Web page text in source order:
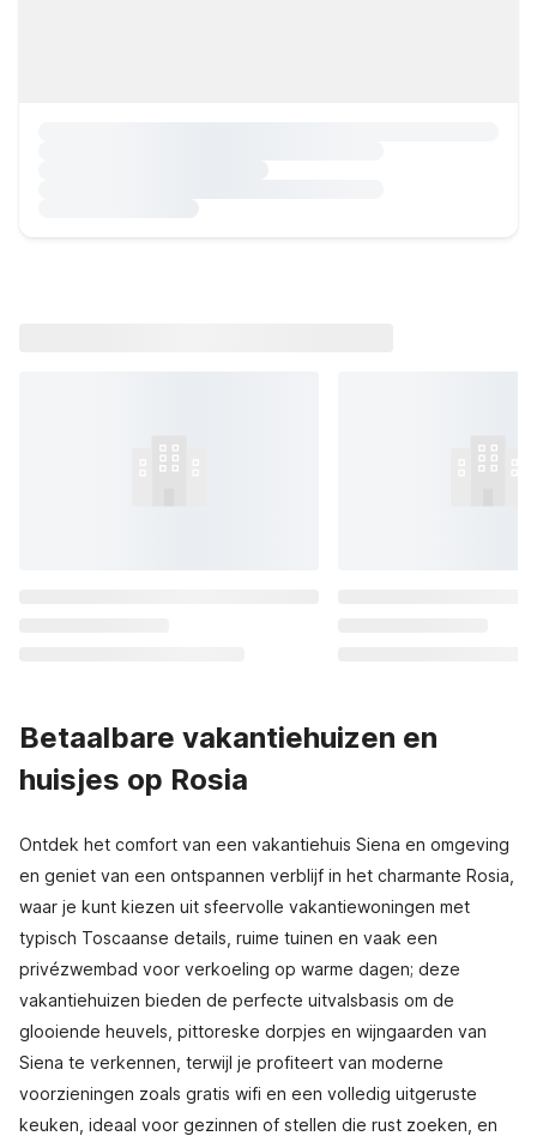
Betaalbare vakantiehuizen en
huisjes op Rosia
Ontdek het comfort van een vakantiehuis Siena en omgeving
en geniet van een ontspannen verblijf in het charmante Rosia,
waar je kunt kiezen uit sfeervolle vakantiewoningen met
typisch Toscaanse details, ruime tuinen en vaak een
privézwembad voor verkoeling op warme dagen; deze
vakantiehuizen bieden de perfecte uitvalsbasis om de
glooiende heuvels, pittoreske dorpjes en wijngaarden van
Siena te verkennen, terwijl je profiteert van moderne
voorzieningen zoals gratis wifi en een volledig uitgeruste
keuken, ideaal voor gezinnen of stellen die rust zoeken, en